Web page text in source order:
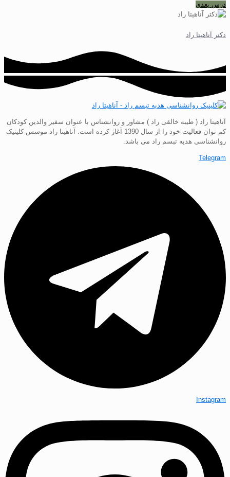
درس بعدی
دکتر آناهیتا راد
آناهیتا راد ( طیبه خالقی راد ) مشاور و روانشناس با عنوان سفیر والدین کودکان
کم توان فعالیت خود را از سال 1390 آغاز کرده است. آناهیتا راد موسس کلینیک
روانشناسی هدیه تبسم راد می باشد.
Telegram
Instagram